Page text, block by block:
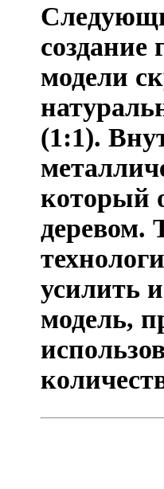
создание
модели
(1:1).
который
деревом.
усилить
модель,